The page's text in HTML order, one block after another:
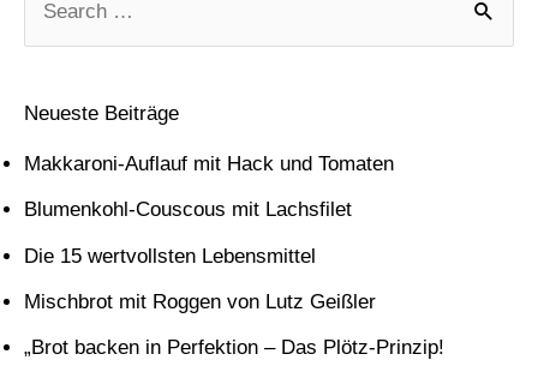
n
n
a
c
Neueste Beiträge
Makkaroni-Auflauf mit Hack und Tomaten
Blumenkohl-Couscous mit Lachsfilet
Die 15 wertvollsten Lebensmittel
Mischbrot mit Roggen von Lutz Geißler
„Brot backen in Perfektion – Das Plötz-Prinzip!